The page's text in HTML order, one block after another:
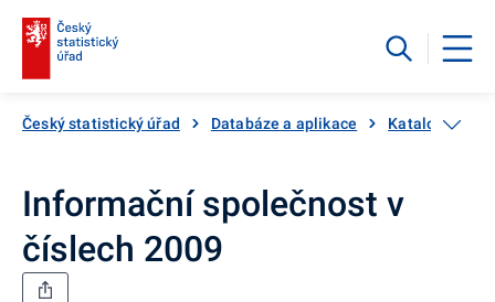
Český statistický úřad Databáze a aplikace Katalog
Informační společnost v
číslech 2009